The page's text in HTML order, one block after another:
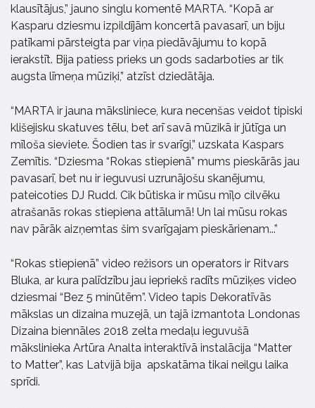
klausītājus,” jauno singlu komentē MARTA. “Kopā ar
Kasparu dziesmu izpildījām koncertā pavasarī, un biju
patīkami pārsteigta par viņa piedāvājumu to kopā
ierakstīt. Bija patiess prieks un gods sadarboties ar tik
augsta līmeņa mūziķi,” atzīst dziedātāja.
“MARTA ir jauna māksliniece, kura necenšas veidot tipiski
klišejisku skatuves tēlu, bet arī savā mūzikā ir jūtīga un
mīloša sieviete. Šodien tas ir svarīgi,” uzskata Kaspars
Zemītis. “Dziesma “Rokas stiepienā” mums pieskārās jau
pavasarī, bet nu ir ieguvusi uzrunājošu skanējumu,
pateicoties DJ Rudd. Cik būtiska ir mūsu mīļo cilvēku
atrašanās rokas stiepiena attālumā! Un lai mūsu rokas
nav pārāk aizņemtas šim svarīgajam pieskārienam...”
“Rokas stiepienā” video režisors un operators ir Ritvars
Bluka, ar kura palīdzību jau iepriekš radīts mūziķes video
dziesmai “Bez 5 minūtēm”. Video tapis Dekoratīvās
mākslas un dizaina muzejā, un tajā izmantota Londonas
Dizaina biennāles 2018 zelta medaļu ieguvušā
mākslinieka Artūra Analta interaktīvā instalācija “Matter
to Matter”, kas Latvijā bija apskatāma tikai neilgu laika
sprīdi.